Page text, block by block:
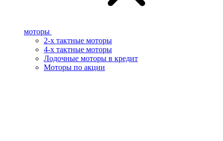
моторы
2-х тактные моторы
4-х тактные моторы
Лодочные моторы в кредит
Моторы по акции